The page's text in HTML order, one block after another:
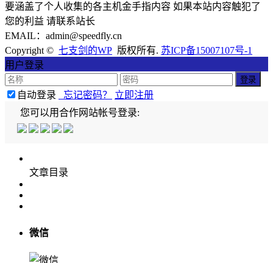
要涵盖了个人收集的各主机金手指内容 如果本站内容触犯了
您的利益 请联系站长
EMAIL：admin@speedfly.cn
Copyright © 七支剑的WP 版权所有. 苏ICP备15007107号-1
用户登录
自动登录 忘记密码？
立即注册
您可以用合作网站帐号登录:
文章目录
微信